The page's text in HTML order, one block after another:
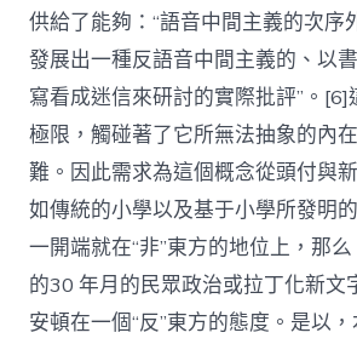
供給了能夠：“語音中間主義的次序
發展出一種反語音中間主義的、以
寫看成迷信來研討的實際批評”。[6]
極限，觸碰著了它所無法抽象的內
難。因此需求為這個概念從頭付與
如傳統的小學以及基于小學所發明
一開端就在“非”東方的地位上，那
的30 年月的民眾政治或拉丁化新文
安頓在一個“反”東方的態度。是以